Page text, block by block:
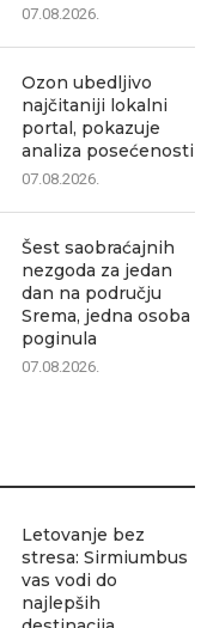
07.08.2026.
Ozon ubedljivo
najčitaniji lokalni
portal, pokazuje
analiza posećenosti
07.08.2026.
Šest saobraćajnih
nezgoda za jedan
dan na području
Srema, jedna osoba
poginula
07.08.2026.
Letovanje bez
stresa: Sirmiumbus
vas vodi do
najlepših